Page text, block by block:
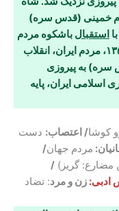
خمینی (قدس سره)
استقبال باشکوه مردم
به میهن بازگشت. ده روز بعد در ۲۶ بهمن ۱۳۵۷، مردم ایران، انقلاب
سره) به پیروزی
اسلامی ایران، پایه
کوشا/ اعتصاب: دست
مردم جهان/
مضارع: گریز) /
ادبی: زن و مرد: تضاد